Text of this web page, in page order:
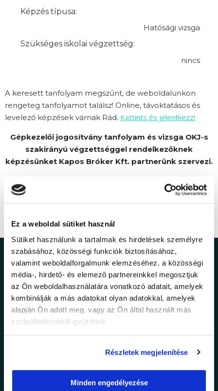
Ez a weboldal sütiket használ
Sütiket használunk a tartalmak és hirdetések személyre
szabásához, közösségi funkciók biztosításához,
valamint weboldalforgalmunk elemzéséhez. a közösségi
média-, hirdető- és elemező partnereinkkel megosztjuk
az Ön weboldalhasználatára vonatkozó adatait, amelyek
kombinálják a más adatokat olyan adatokkal, amelyek
alapján Ön adott meg, vagy az Ön által használt más
szolgáltatásokból gyűjtöttek.
Részletek megjelenítése
Minden engedélyezése
Képzés típusa:
Hatósági vizsga
Szükséges iskolai végzettség:
nincs
A keresett tanfolyam megszűnt, de weboldalunkon
rengeteg tanfolyamot találsz! Online, távoktatásos és
levelező képzések várnak Rád. Kattints és jelentkezz!
Gépkezelői jogosítvány tanfolyam és vizsga OKJ-s
szakirányú végzettséggel rendelkezőknek
képzésünket Kapos Bróker Kft. partnerünk szervezi.
Ne maradj le a
legfrissebb
információkról!
legfrissebb híreinkről és időszakos